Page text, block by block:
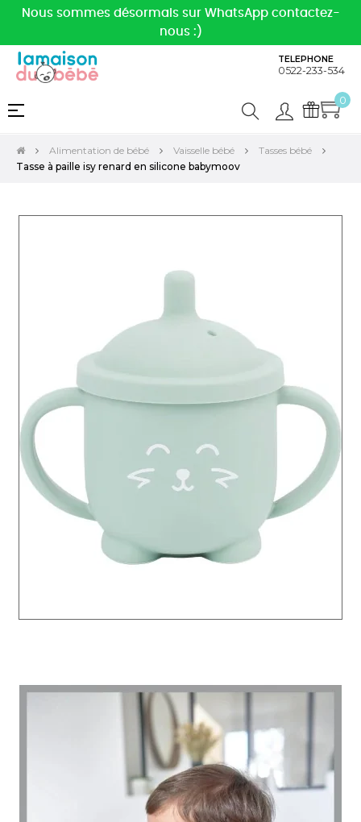
Nous sommes désormais sur WhatsApp contactez-
nous :)
TELEPHONE
0522-233-534
0
Basculer
navigation
☰
Alimentation de bébé Vaisselle bébé
Tasses bébé
Tasse à paille isy renard en silicone babymoov